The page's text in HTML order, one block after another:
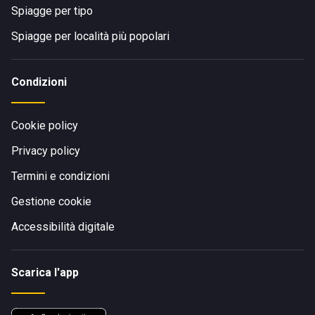
Spiagge per tipo
Spiagge per località più popolari
Condizioni
Cookie policy
Privacy policy
Termini e condizioni
Gestione cookie
Accessibilità digitale
Scarica l'app